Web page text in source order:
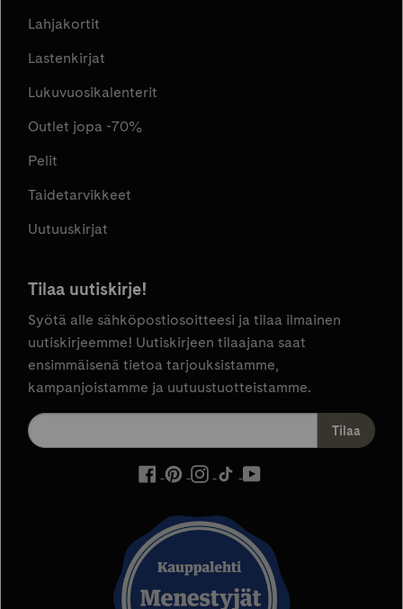
Lahjakortit
Lastenkirjat
Lukuvuosikalenterit
Outlet jopa -70%
Pelit
Taidetarvikkeet
Uutuuskirjat
Tilaa uutiskirje!
Syötä alle sähköpostiosoitteesi ja tilaa ilmainen
uutiskirjeemme! Uutiskirjeen tilaajana saat
ensimmäisenä tietoa tarjouksistamme,
kampanjoistamme ja uutuustuotteistamme.
ulkoinen
avautuu
uuteen
välilehteen
ulkoinen
avautuu
uuteen
välilehteen
ulkoinen
avautuu
uuteen
välilehteen
ulkoinen
uuteen
välilehteen
välilehteen